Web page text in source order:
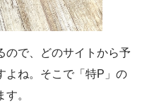
ので、どのサイトから予
よね。そこで「特P」の
。